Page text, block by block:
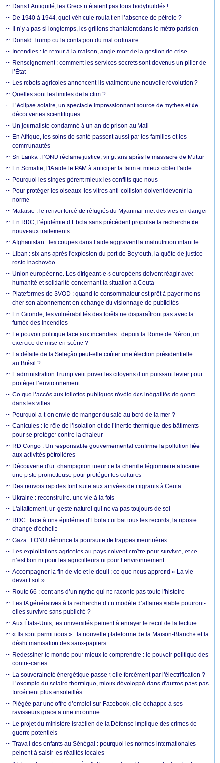
Dans l’Antiquité, les Grecs n’étaient pas tous bodybuildés !
De 1940 à 1944, quel véhicule roulait en l’absence de pétrole ?
Il n’y a pas si longtemps, les grillons chantaient dans le métro parisien
Donald Trump ou la contagion du mal ordinaire
Incendies : le retour à la maison, angle mort de la gestion de crise
Renseignement : comment les services secrets sont devenus un pilier de
l’État
Les robots agricoles annoncent-ils vraiment une nouvelle révolution ?
Quelles sont les limites de la clim ?
L’éclipse solaire, un spectacle impressionnant source de mythes et de
découvertes scientifiques
Un journaliste condamné à un an de prison au Mali
En Afrique, les soins de santé passent aussi par les familles et les
communautés
Sri Lanka : l’ONU réclame justice, vingt ans après le massacre de Muttur
En Somalie, l'IA aide le PAM à anticiper la faim et mieux cibler l'aide
Pourquoi les singes gèrent mieux les conflits que nous
Pour protéger les oiseaux, les vitres anti-collision doivent devenir la
norme
Malaisie : le renvoi forcé de réfugiés du Myanmar met des vies en danger
En RDC, l’épidémie d’Ebola sans précédent propulse la recherche de
nouveaux traitements
Afghanistan : les coupes dans l’aide aggravent la malnutrition infantile
Liban : six ans après l'explosion du port de Beyrouth, la quête de justice
reste inachevée
Union européenne. Les dirigeant·e·s européens doivent réagir avec
humanité et solidarité concernant la situation à Ceuta
Plateformes de SVOD : quand le consommateur est prêt à payer moins
cher son abonnement en échange du visionnage de publicités
En Gironde, les vulnérabilités des forêts ne disparaîtront pas avec la
fumée des incendies
Le pouvoir politique face aux incendies : depuis la Rome de Néron, un
exercice de mise en scène ?
La défaite de la Seleção peut-elle coûter une élection présidentielle
au Brésil ?
L’administration Trump veut priver les citoyens d’un puissant levier pour
protéger l’environnement
Ce que l’accès aux toilettes publiques révèle des inégalités de genre
dans les villes
Pourquoi a-t-on envie de manger du salé au bord de la mer ?
Canicules : le rôle de l’isolation et de l’inertie thermique des bâtiments
pour se protéger contre la chaleur
RD Congo : Un responsable gouvernemental confirme la pollution liée
aux activités pétrolières
Découverte d'un champignon tueur de la chenille légionnaire africaine :
une piste prometteuse pour protéger les cultures
Des renvois rapides font suite aux arrivées de migrants à Ceuta
Ukraine : reconstruire, une vie à la fois
L'allaitement, un geste naturel qui ne va pas toujours de soi
RDC : face à une épidémie d'Ebola qui bat tous les records, la riposte
change d'échelle
Gaza : l’ONU dénonce la poursuite de frappes meurtrières
Les exploitations agricoles au pays doivent croître pour survivre, et ce
n’est bon ni pour les agriculteurs ni pour l’environnement
Accompagner la fin de vie et le deuil : ce que nous apprend « La vie
devant soi »
Route 66 : cent ans d’un mythe qui ne raconte pas toute l’histoire
Les IA génératives à la recherche d’un modèle d’affaires viable pourront-
elles survivre sans publicité ?
Aux États-Unis, les universités peinent à enrayer le recul de la lecture
« Ils sont parmi nous » : la nouvelle plateforme de la Maison-Blanche et la
déshumanisation des sans-papiers
Redessiner le monde pour mieux le comprendre : le pouvoir politique des
contre-cartes
La souveraineté énergétique passe-t-elle forcément par l’électrification ?
L’exemple du solaire thermique, mieux développé dans d’autres pays pas
forcément plus ensoleillés
Piégée par une offre d’emploi sur Facebook, elle échappe à ses
ravisseurs grâce à une inconnue
Le projet du ministère israélien de la Défense implique des crimes de
guerre potentiels
Travail des enfants au Sénégal : pourquoi les normes internationales
peinent à saisir les réalités locales